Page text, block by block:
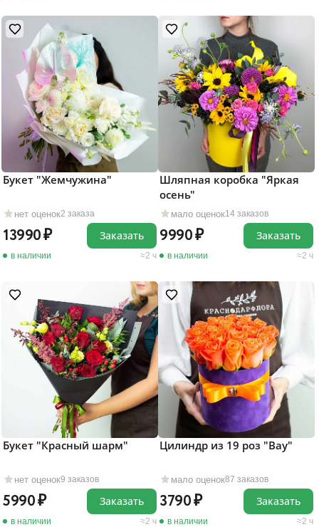
нет оценок2 заказа
Букет "Жемчужина"
13990
в наличии 2 ч
Заказать
мало оценок14 заказов
Шляпная коробка "Яркая
осень"
9990
в наличии 2 ч
Заказать
нет оценок9 заказов
Букет "Красный шарм"
5990
в наличии 2 ч
Заказать
мало оценок87 заказов
Цилиндр из 19 роз "Вау"
3790
в наличии 2 ч
Заказать